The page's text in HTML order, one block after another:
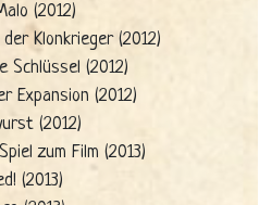
(2012)
Klonkrieger (2012)
Schlüssel (2012)
Expansion (2012)
(2012)
zum Film (2013)
(2013)